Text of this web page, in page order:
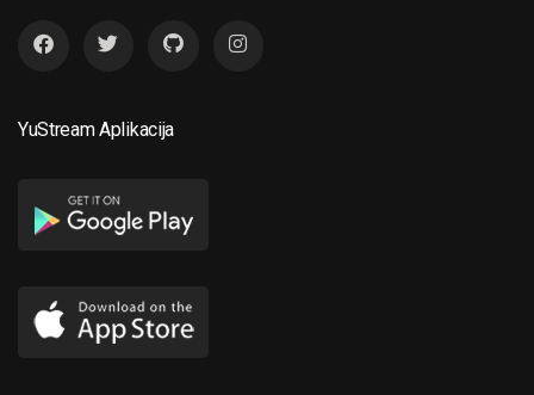
YuStream Aplikacija